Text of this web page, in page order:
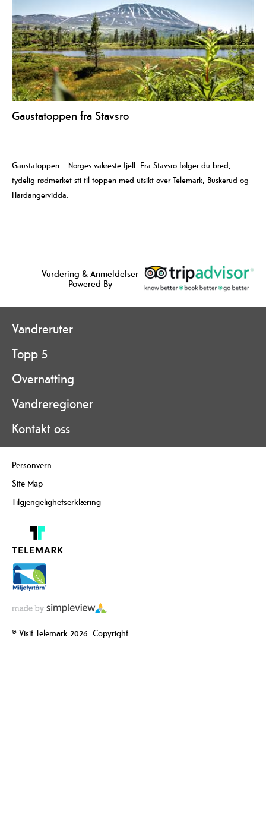
Gaustatoppen fra Stavsro
Gaustatoppen – Norges vakreste fjell. Fra Stavsro følger du bred,
tydelig rødmerket sti til toppen med utsikt over Telemark, Buskerud og
Hardangervidda.
Vurdering & Anmeldelser
Powered By
Vandreruter
Topp 5
Overnatting
Vandreregioner
Kontakt oss
Personvern
Site Map
Tilgjengelighetserklæring
© Visit Telemark 2026. Copyright